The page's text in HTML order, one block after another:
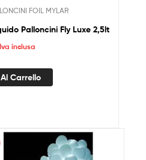
FOIL MYLAR
Palloncini Fly Luxe 2,5lt
Iva inclusa
Carrello